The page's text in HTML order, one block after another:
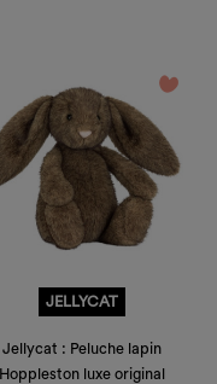
favorite_border
JELLYCAT
Jellycat : Peluche lapin
Hoppleston luxe original